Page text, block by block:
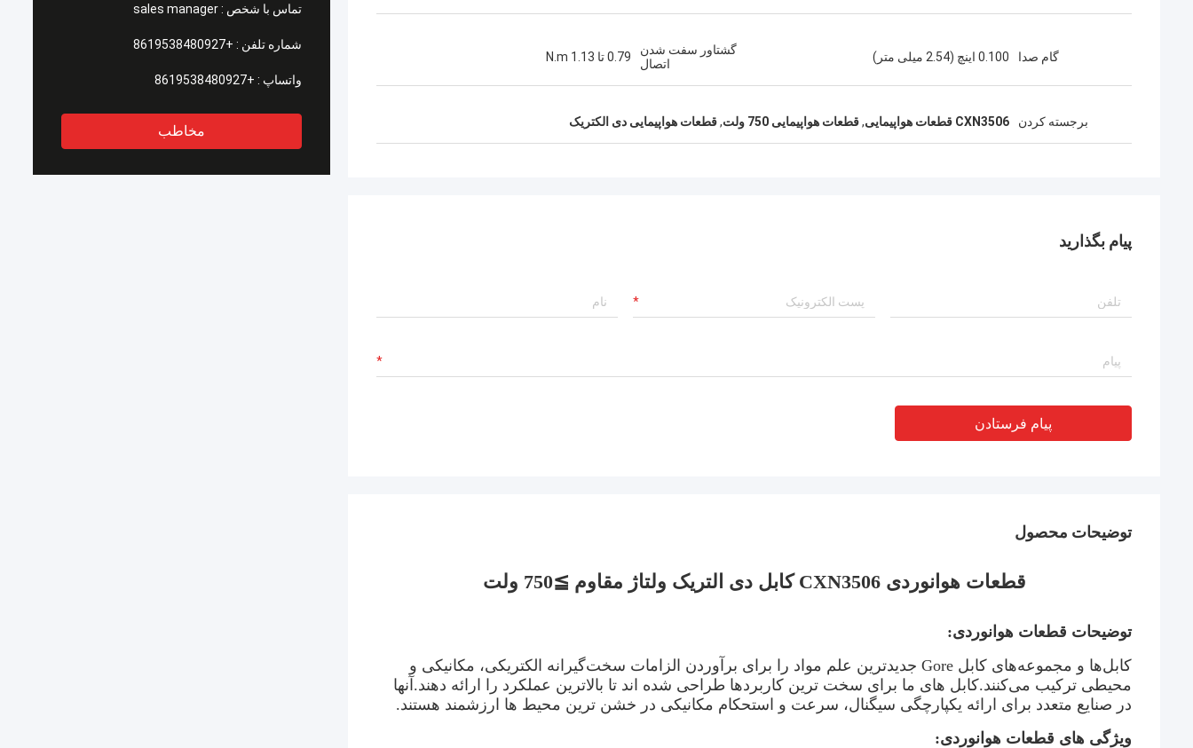
تماس با شخص :sales manager
شماره تلفن : +8619538480927
واتساپ : +8619538480927
مخاطب
گام صدا 0.100 اینچ (2.54 میلی متر)
گشتاور سفت شدن
اتصال
0.79 تا 1.13 N.m
برجسته کردن CXN3506 قطعات هواپیمایی ,قطعات هواپیمایی 750 ولت ,قطعات هواپیمایی دی الکتریک
پیام بگذارید
پیام فرستادن
توضیحات محصول
قطعات هوانوردی CXN3506 کابل دی التریک ولتاژ مقاوم ≧750 ولت
توضیحات قطعات هوانوردی:
کابل‌ها و مجموعه‌های کابل Gore جدیدترین علم مواد را برای برآوردن الزامات سخت‌گیرانه الکتریکی، مکانیکی و
محیطی ترکیب می‌کنند.کابل های ما برای سخت ترین کاربردها طراحی شده اند تا بالاترین عملکرد را ارائه دهند.آنها
در صنایع متعدد برای ارائه یکپارچگی سیگنال، سرعت و استحکام مکانیکی در خشن ترین محیط ها ارزشمند هستند.
ویژگی های قطعات هوانوردی: